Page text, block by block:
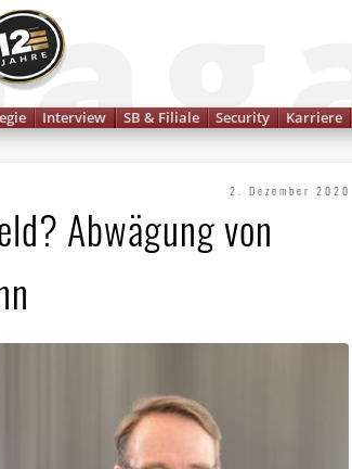
Interview SB & Filiale Security Karriere
2. Dezember 2020
Abwägung von